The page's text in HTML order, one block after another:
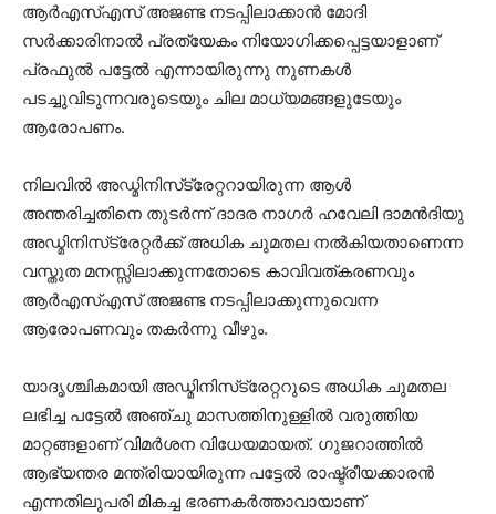
ആര്‍എസ്എസ് അജണ്ട നടപ്പിലാക്കാന്‍ മോദി
സര്‍ക്കാരിനാല്‍ പ്രത്യേകം നിയോഗിക്കപ്പെട്ടയാളാണ്
പ്രഫുല്‍ പട്ടേല്‍ എന്നായിരുന്നു നുണകള്‍
പടച്ചുവിടുന്നവരുടെയും ചില മാധ്യമങ്ങളുടേയും
ആരോപണം.
നിലവില്‍ അഡ്മിനിസ്‌ട്രേറ്ററായിരുന്ന ആള്‍
അന്തരിച്ചതിനെ തുടര്‍ന്ന് ദാദര നാഗര്‍ ഹവേലി ദാമന്‍ദിയു
അഡ്മിനിസ്‌ട്രേറ്റര്‍ക്ക് അധിക ചുമതല നല്‍കിയതാണെന്ന
വസ്തുത മനസ്സിലാക്കുന്നതോടെ കാവിവത്കരണവും
ആര്‍എസ്എസ് അജണ്ട നടപ്പിലാക്കുന്നുവെന്ന
ആരോപണവും തകര്‍ന്നു വീഴും.
യാദൃശ്ചികമായി അഡ്മിനിസ്‌ട്രേറ്ററുടെ അധിക ചുമതല
ലഭിച്ച പട്ടേല്‍ അഞ്ചു മാസത്തിനുള്ളില്‍ വരുത്തിയ
മാറ്റങ്ങളാണ് വിമര്‍ശന വിധേയമായത്. ഗുജറാത്തില്‍
ആഭ്യന്തര മന്ത്രിയായിരുന്ന പട്ടേല്‍ രാഷ്ട്രീയക്കാരന്‍
എന്നതിലുപരി മികച്ച ഭരണകര്‍ത്താവായാണ്